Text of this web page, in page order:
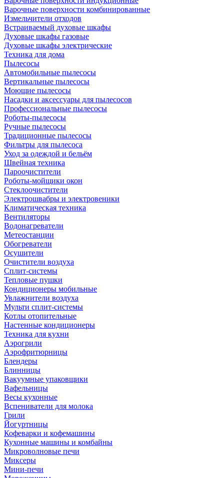
Варочные поверхности комбинированные
Измельчители отходов
Встраиваемый духовые шкафы
Духовые шкафы газовые
Духовые шкафы электрические
Техника для дома
Пылесосы
Автомобильные пылесосы
Вертикальные пылесосы
Моющие пылесосы
Насадки и аксессуары для пылесосов
Профессиональные пылесосы
Роботы-пылесосы
Ручные пылесосы
Традиционные пылесосы
Фильтры для пылесоса
Уход за одеждой и бельём
Швейная техника
Пароочистители
Роботы-мойщики окон
Стеклоочистители
Электрошвабры и электровеники
Климатическая техника
Вентиляторы
Водонагреватели
Метеостанции
Обогреватели
Осушители
Очистители воздуха
Сплит-системы
Тепловые пушки
Кондиционеры мобильные
Увлажнители воздуха
Мульти сплит-системы
Котлы отопительные
Настенные кондиционеры
Техника для кухни
Аэрогрили
Аэрофритюрницы
Блендеры
Блинницы
Вакуумные упаковщики
Вафельницы
Весы кухонные
Вспениватели для молока
Грили
Йогуртницы
Кофеварки и кофемашины
Кухонные машины и комбайны
Микроволновые печи
Миксеры
Мини-печи